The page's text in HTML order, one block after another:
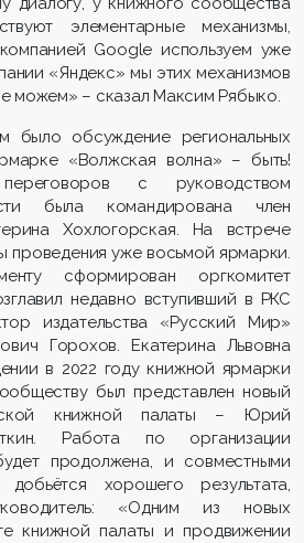
элементарные механизмы,
Google используем уже
«Яндекс» мы этих механизмов
можем» – сказал Максим Рябыко.
было обсуждение региональных
«Волжская волна» – быть!
с руководством
была командирована член
Хохлогорская. На встрече
проведения уже восьмой ярмарки.
сформирован оргкомитет
недавно вступивший в РКС
издательства «Русский Мир»
Горохов. Екатерина Львовна
в 2022 году книжной ярмарки
был представлен новый
книжной палаты – Юрий
Работа по организации
продолжена, и совместными
добьётся хорошего результата,
«Одним из новых
книжной палаты и продвижении